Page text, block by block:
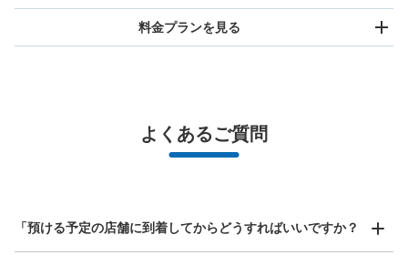
スマホからお店と日時を
指定して事前予約
全国1,000箇所以上と提携
料金プランを見る
最大辺が45cm未満の大きさのお荷物（リュック、ハンド
バッグ、お手荷物など）
¥800/ 日
よくあるご質問
「預ける予定の店舗に到着してからどうすればいいですか？